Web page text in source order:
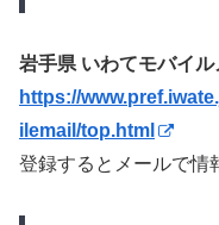
岩手県 いわてモバイル
https://
ilemail/top.html
登録するとメールで情